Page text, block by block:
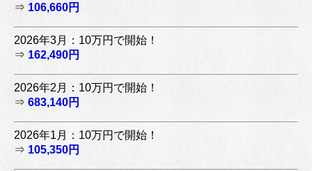
⇒ 106,660円
2026年3月：10万円で開始！
⇒ 162,490円
2026年2月：10万円で開始！
⇒ 683,140円
2026年1月：10万円で開始！
⇒ 105,350円